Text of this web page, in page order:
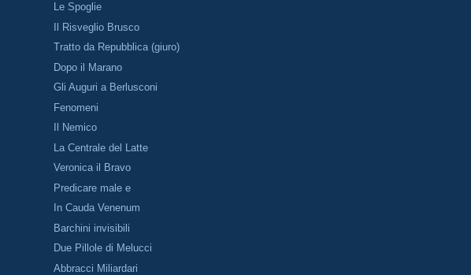
Le Spoglie
Il Risveglio Brusco
Tratto da Repubblica (giuro)
Dopo il Marano
Gli Auguri a Berlusconi
Fenomeni
Il Nemico
La Centrale del Latte
Veronica il Bravo
Predicare male e
In Cauda Venenum
Barchini invisibili
Due Pillole di Melucci
Abbracci Miliardari